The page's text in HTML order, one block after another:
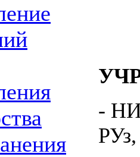
-
РУз,